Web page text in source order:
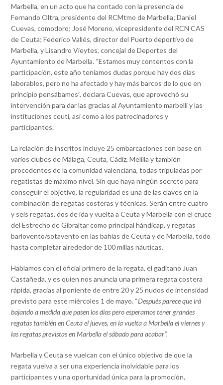
Marbella, en un acto que ha contado con la presencia de
Fernando Oltra, presidente del RCMtmo de Marbella; Daniel
Cuevas, comodoro; José Moreno, vicepresidente del RCN CAS
de Ceuta; Federico Vallés, director del Puerto deportivo de
Marbella, y Lisandro Vieytes, concejal de Deportes del
Ayuntamiento de Marbella. “Estamos muy contentos con la
participación, este año teníamos dudas porque hay dos días
laborables, pero no ha afectado y hay más barcos de lo que en
principio pensábamos”, declara Cuevas, que aprovechó su
intervención para dar las gracias al Ayuntamiento marbellí y las
instituciones ceutí, así como a los patrocinadores y
participantes.
La relación de inscritos incluye 25 embarcaciones con base en
varios clubes de Málaga, Ceuta, Cádiz, Melilla y también
procedentes de la comunidad valenciana, todas tripuladas por
regatistas de máximo nivel. Sin que haya ningún secreto para
conseguir el objetivo, la regularidad es una de las claves en la
combinación de regatas costeras y técnicas. Serán entre cuatro
y seis regatas, dos de ida y vuelta a Ceuta y Marbella con el cruce
del Estrecho de Gibraltar como principal hándicap, y regatas
barlovento/sotavento en las bahías de Ceuta y de Marbella, todo
hasta completar alrededor de 100 millas náuticas.
Hablamos con el oficial primero de la regata, el gaditano Juan
Castañeda, y es quien nos anuncia una primera regata costera
rápida, gracias al poniente de entre 20 y 25 nudos de intensidad
previsto para este miércoles 1 de mayo. “Después parece que irá
bajando a medida que pasen los días pero esperamos tener grandes
regatas también en Ceuta el jueves, en la vuelta a Marbella el viernes y
las regatas previstas en Marbella el sábado para acabar”.
Marbella y Ceuta se vuelcan con el único objetivo de que la
regata vuelva a ser una experiencia inolvidable para los
participantes y una oportunidad única para la promoción,